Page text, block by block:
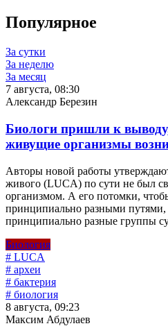
Популярное
За сутки
За неделю
За месяц
7 августа, 08:30
Александр Березин
Биологи пришли к
живущие организмы
Авторы новой работы
живого (LUCA) по сути не был
организмом. А его потомки,
принципиально разными путями,
принципиально разные группы
Биология
# LUCA
# археи
# бактерия
# биология
8 августа, 09:23
Максим Абдулаев